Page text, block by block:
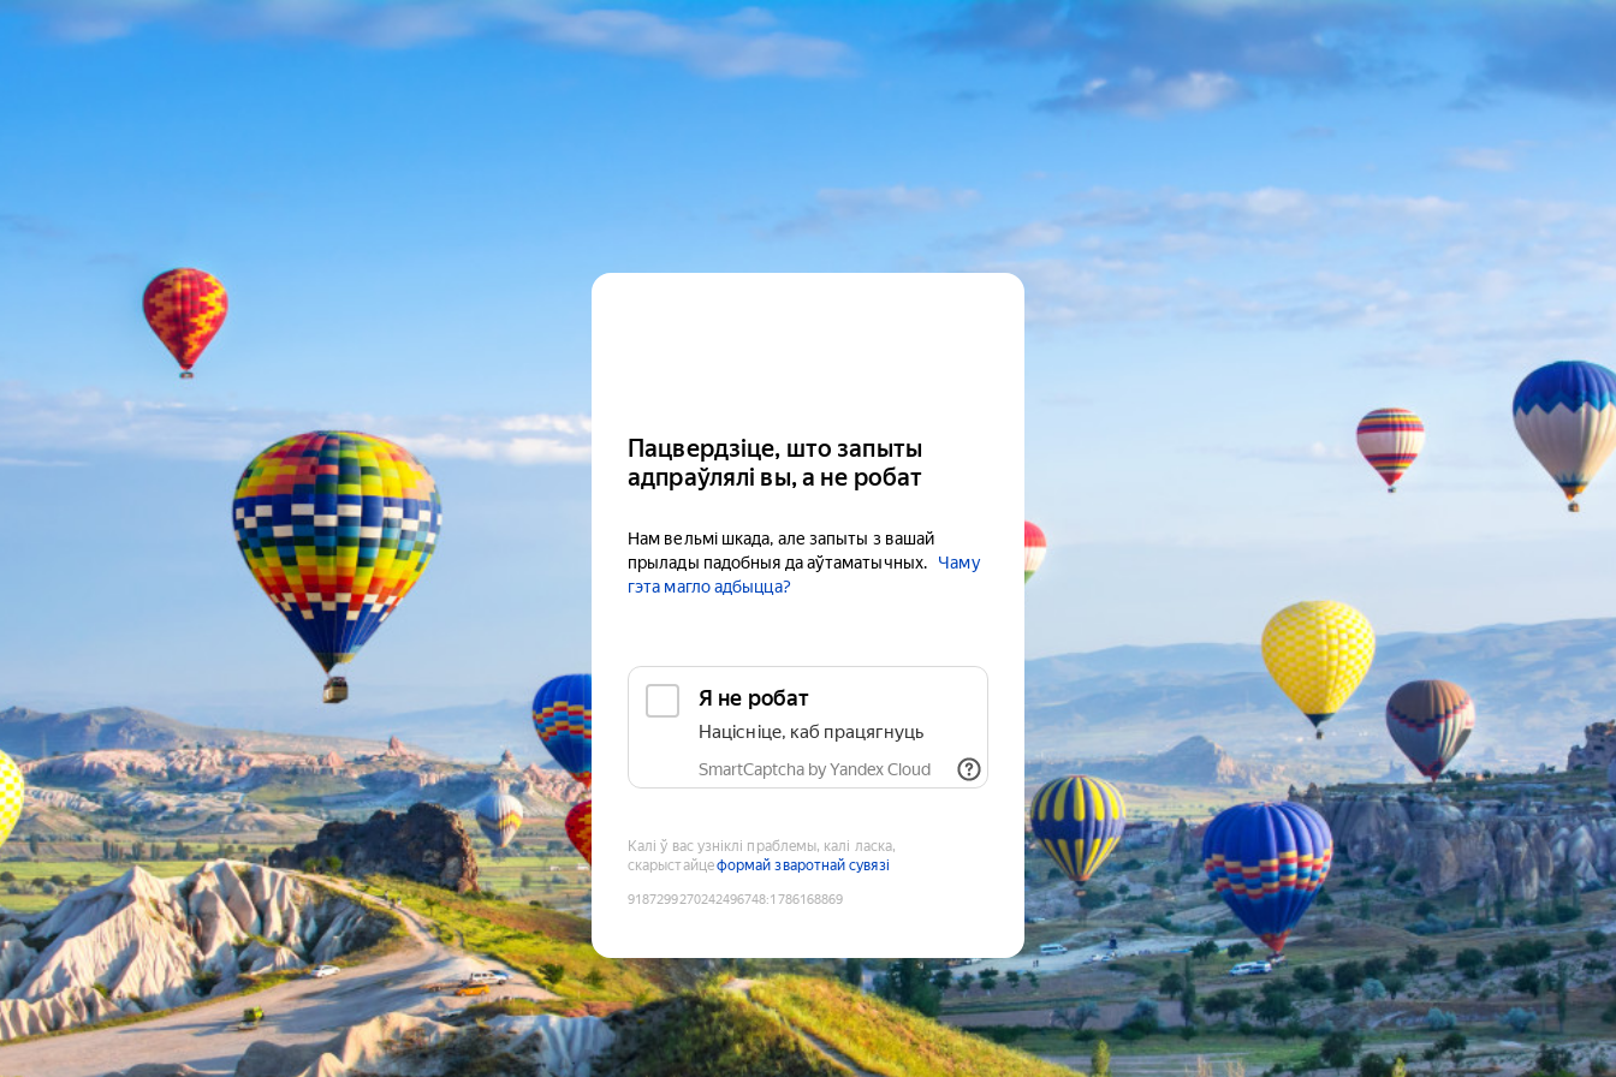
Пацвердзіце, што запыты
адпраўлялі вы, а не робат
Нам вельмі шкада, але запыты з вашай
прылады падобныя да аўтаматычных.
Чаму
гэта магло адбыцца?
Я не робат
Націсніце, каб працягнуць
SmartCaptcha by Yandex Cloud
Калі ў вас узніклі праблемы, калі ласка,
скарыстайцеформай зваротнай сувязі
9187299270242496748:1786168869